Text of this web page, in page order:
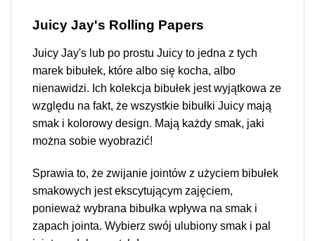
Juicy Jay's Rolling Papers
Juicy Jay's lub po prostu Juicy to jedna z tych
marek bibułek, które albo się kocha, albo
nienawidzi. Ich kolekcja bibułek jest wyjątkowa ze
względu na fakt, że wszystkie bibułki Juicy mają
smak i kolorowy design. Mają każdy smak, jaki
można sobie wyobrazić!
Sprawia to, że zwijanie jointów z użyciem bibułek
smakowych jest ekscytującym zajęciem,
ponieważ wybrana bibułka wpływa na smak i
zapach jointa. Wybierz swój ulubiony smak i pal